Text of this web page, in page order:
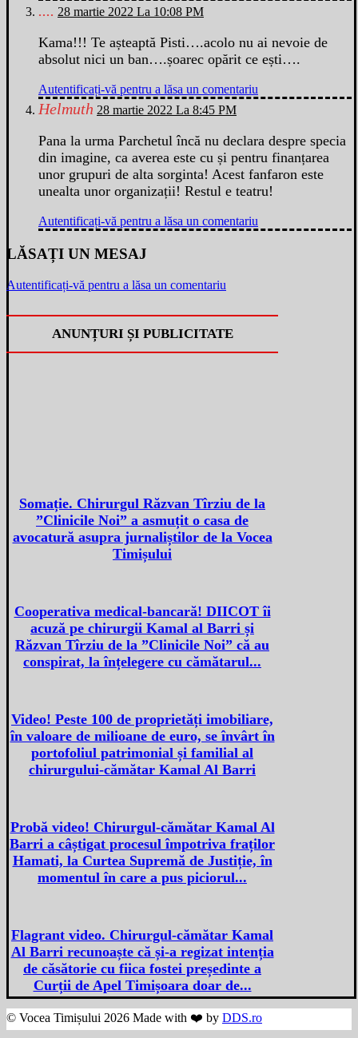
.... 28 martie 2022 La 10:08 PM
Kama!!! Te așteaptă Pisti….acolo nu ai nevoie de
absolut nici un ban….șoarec opărit ce ești….
Autentificați-vă pentru a lăsa un comentariu
Helmuth 28 martie 2022 La 8:45 PM
Pana la urma Parchetul încă nu declara despre specia
din imagine, ca averea este cu și pentru finanțarea
unor grupuri de alta sorginta! Acest fanfaron este
unealta unor organizații! Restul e teatru!
Autentificați-vă pentru a lăsa un comentariu
LĂSAȚI UN MESAJ
Autentificați-vă pentru a lăsa un comentariu
ANUNȚURI ȘI PUBLICITATE
Somație. Chirurgul Răzvan Tîrziu de la
”Clinicile Noi” a asmuțit o casa de
avocatură asupra jurnaliștilor de la Vocea
Timișului
Cooperativa medical-bancară! DIICOT îi
acuză pe chirurgii Kamal al Barri și
Răzvan Tîrziu de la ”Clinicile Noi” că au
conspirat, la înțelegere cu cămătarul...
Video! Peste 100 de proprietăți imobiliare,
în valoare de milioane de euro, se învârt în
portofoliul patrimonial și familial al
chirurgului-cămătar Kamal Al Barri
Probă video! Chirurgul-cămătar Kamal Al
Barri a câștigat procesul împotriva fraților
Hamati, la Curtea Supremă de Justiție, în
momentul în care a pus piciorul...
Flagrant video. Chirurgul-cămătar Kamal
Al Barri recunoaște că și-a regizat intenția
de căsătorie cu fiica fostei președinte a
Curții de Apel Timișoara doar de...
© Vocea Timișului 2026 Made with ❤️ by DDS.ro